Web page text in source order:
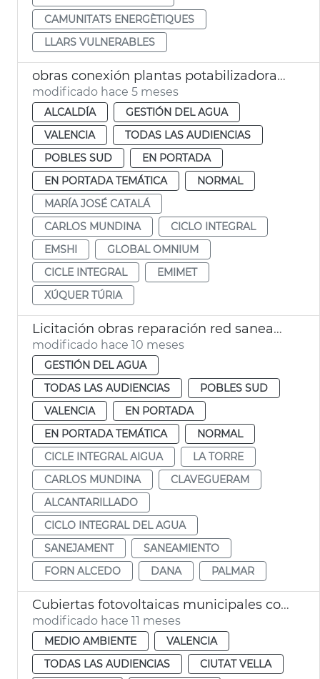
CAMUNITATS ENERGÈTIQUES
LLARS VULNERABLES
obras conexión plantas potabilizadoras suministro agua potable València
modificado hace 5 meses
ALCALDÍA
GESTIÓN DEL AGUA
VALENCIA
TODAS LAS AUDIENCIAS
POBLES SUD
EN PORTADA
EN PORTADA TEMÁTICA
NORMAL
MARÍA JOSÉ CATALÁ
CARLOS MUNDINA
CICLO INTEGRAL
EMSHI
GLOBAL OMNIUM
CICLE INTEGRAL
EMIMET
XÚQUER TÚRIA
Licitación obras reparación red saneamiento pedanías sur Valencia dana
modificado hace 10 meses
GESTIÓN DEL AGUA
TODAS LAS AUDIENCIAS
POBLES SUD
VALENCIA
EN PORTADA
EN PORTADA TEMÁTICA
NORMAL
CICLE INTEGRAL AIGUA
LA TORRE
CARLOS MUNDINA
CLAVEGUERAM
ALCANTARILLADO
CICLO INTEGRAL DEL AGUA
SANEJAMENT
SANEAMIENTO
FORN ALCEDO
DANA PALMAR
Cubiertas fotovoltaicas municipales compartidas València
modificado hace 11 meses
MEDIO AMBIENTE
VALENCIA
TODAS LAS AUDIENCIAS
CIUTAT VELLA